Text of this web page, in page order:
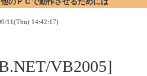
他のＰＣで動作させるためには
11(Thu) 14:42:17)
VB2005]